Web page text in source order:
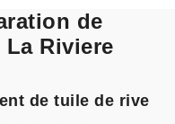
de
Riviere
de tuile de rive